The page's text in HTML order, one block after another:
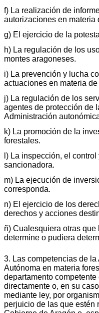
f) La realización de
autorizaciones en materia
g) El ejercicio de la
h) La regulación de los
montes aragoneses.
i) La prevención y lucha
actuaciones en materia
j) La regulación de los
agentes de protección de
Administración
k) La promoción de la
forestales.
l) La inspección, el
sancionadora.
m) La ejecución de
corresponda.
n) El ejercicio de los
derechos y acciones
ñ) Cualesquiera otras
determine o pudiera
3. Las competencias de
Autónoma en materia
departamento
directamente o, en su
mediante ley, por
perjuicio de las que estén